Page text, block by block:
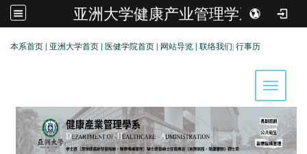
亚洲大学健康产业管理学系
本系首页 亚洲大学首页 医健学院首页 网站导览 联络我们 行事历
Toggle